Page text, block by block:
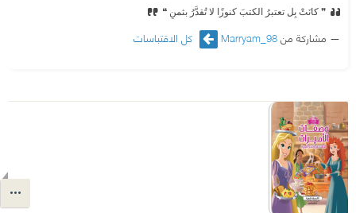
❞ كانَتْ بِل تعتبرُ الكتبَ كنوزًا لا تُقدَّرُ بثمنٍ ❝
مشاركة منMarryam_98 كل الاقتباسات